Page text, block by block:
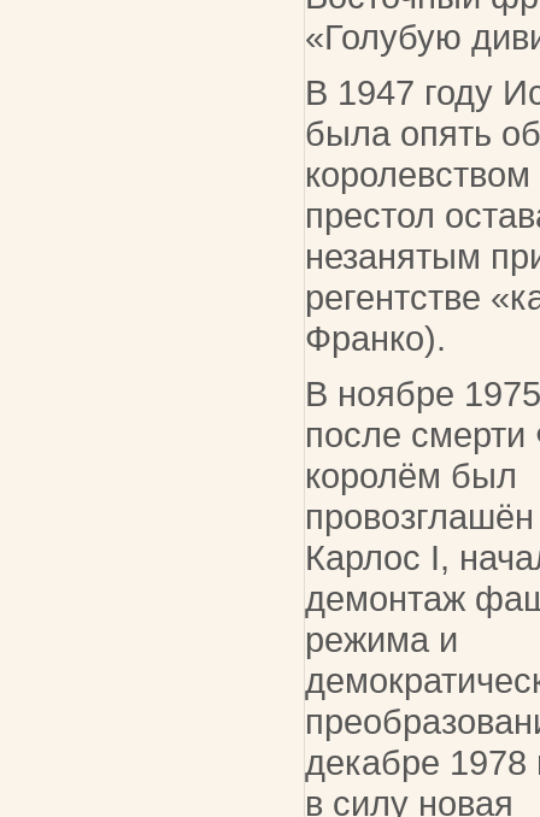
«Голубую
В 1947 году
была опять
престол
незанятым
регентстве
Франко).
В ноябре
после смерти
королём был
Карлос I,
демонтаж
режима и
декабре 1978
в силу новая